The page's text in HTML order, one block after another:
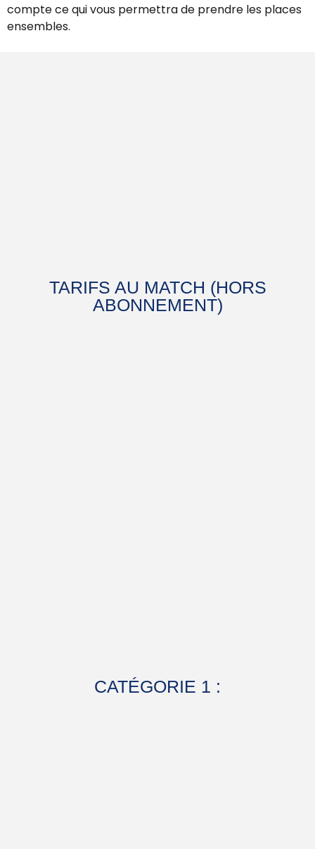
compte ce qui vous permettra de prendre les places
ensembles.
TARIFS AU MATCH (HORS
ABONNEMENT)
CATÉGORIE 1 :